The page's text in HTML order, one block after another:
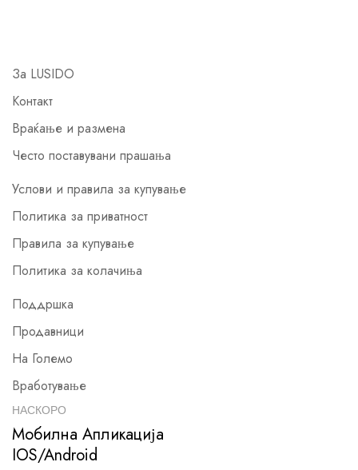
За LUSIDO
Контакт
Враќање и размена
Често поставувани прашања
Услови и правила за купување
Политика за приватност
Правила за купување
Политика за колачиња
Поддршка
Продавници
На Големо
Вработување
НАСКОРО
Мобилна Апликација
IOS/Android